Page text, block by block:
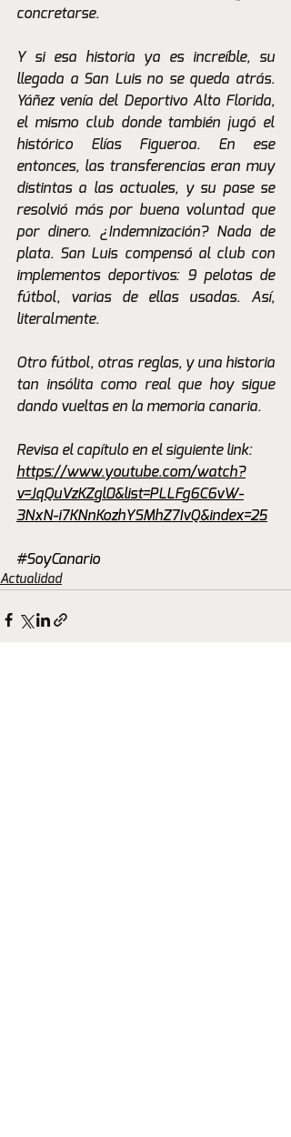
concretarse.
Y si esa historia ya es increíble, su
llegada a San Luis no se queda atrás.
Yáñez venía del Deportivo Alto Florida,
el mismo club donde también jugó el
histórico Elías Figueroa. En ese
entonces, las transferencias eran muy
distintas a las actuales, y su pase se
resolvió más por buena voluntad que
por dinero. ¿Indemnización? Nada de
plata. San Luis compensó al club con
implementos deportivos: 9 pelotas de
fútbol, varias de ellas usadas. Así,
literalmente.
Otro fútbol, otras reglas, y una historia
tan insólita como real que hoy sigue
dando vueltas en la memoria canaria.
Revisa el capítulo en el siguiente link:
https://www.youtube.com/watch?
v=JqQuVzKZgl0&list=PLLFg6C6vW-
3NxN-i7KNnKozhYSMhZ7IvQ&index=25
#SoyCanario
Actualidad